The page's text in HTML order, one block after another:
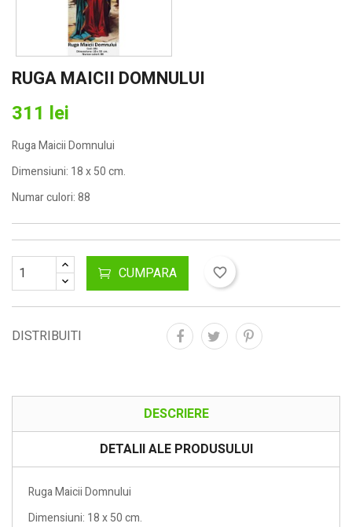
RUGA MAICII DOMNULUI
311 lei
Ruga Maicii Domnului
Dimensiuni: 18 x 50 cm.
Numar culori: 88
CUMPARA favorite_border
DISTRIBUITI
DESCRIERE
DETALII ALE PRODUSULUI
Ruga Maicii Domnului
Dimensiuni: 18 x 50 cm.